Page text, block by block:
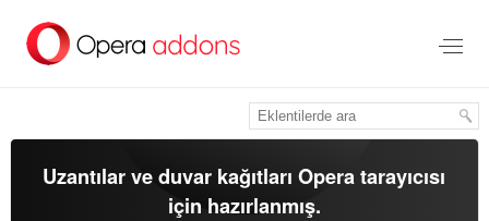
içeriğe
Uzantılar ve duvar kağıtlarıOpera tarayıcısı
için hazırlanmış.